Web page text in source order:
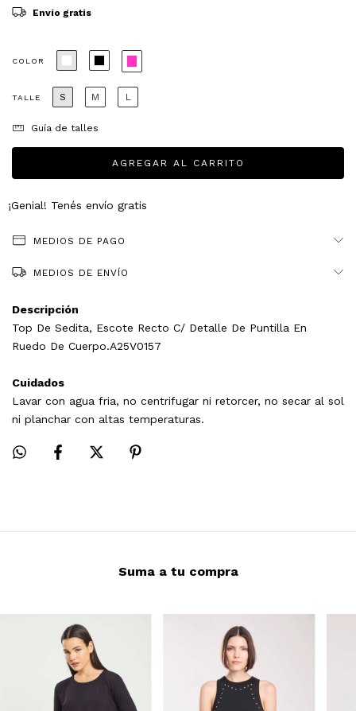
Envío gratis
COLOR
TALLE S M L
Guía de talles
¡Genial! Tenés envío gratis
MEDIOS DE PAGO
MEDIOS DE ENVÍO
Descripción
Top De Sedita, Escote Recto C/ Detalle De Puntilla En
Ruedo De Cuerpo.A25V0157
Cuidados
Lavar con agua fria, no centrifugar ni retorcer, no secar al sol
ni planchar con altas temperaturas.
Suma a tu compra